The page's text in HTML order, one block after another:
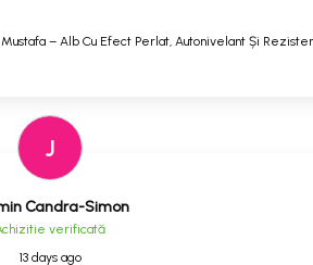
– Alb Cu Efect Perlat, Autonivelant Și
J
Candra-Simon
verificată
13 days ago